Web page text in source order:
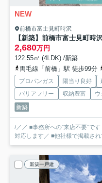
NEW
前橋市富士見町時沢
2,680万円
122.55㎡ (4LDK) /新築
両毛線「前橋」駅 徒歩99分
プロパンガス 陽当り良好
バリアフリー
収納豊富
ウ
新築
/／／ ■事務所への”来店不要”で
対応します／ ■他社様で掲載さ
新築一戸建